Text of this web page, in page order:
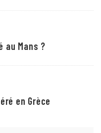
au Mans ?
en Grèce